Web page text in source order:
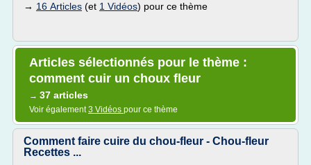
→ 16 Articles (et 1 Vidéos) pour ce thème
Articles sélectionnés pour le thème :
comment cuir un choux fleur
→ 37 articles
Voir également3 Vidéos pour ce thème
Comment faire cuire du chou-fleur - Chou-fleur
Recettes ...